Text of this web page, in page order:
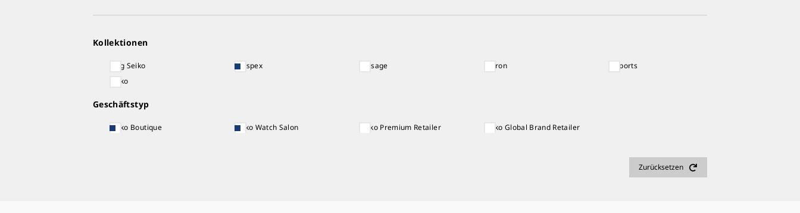
Kollektionen
King Seiko Prospex Presage Astron
5 Sports
Seiko
Geschäftstyp
Seiko Boutique Seiko Watch Salon Seiko Premium Retailer Seiko Global Brand Retailer
Zurücksetzen